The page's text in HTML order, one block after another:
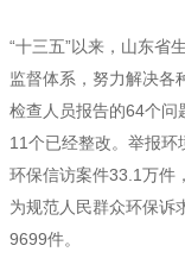
“十三五”以来，山东省
监督体系，努力解决各
检查人员报告的64个问
11个已经整改。举报环
环保信访案件33.1万件
为规范人民群众环保诉
9699件。